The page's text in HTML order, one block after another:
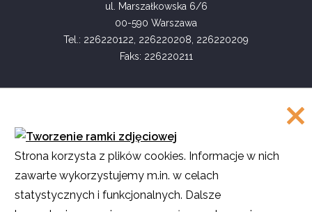
ul. Marszałkowska 6/6
00-590 Warszawa
Tel.: 226220122, 226220208, 226220209
Faks: 226220211
COPYRIGHT
Akademia Rozwoju Filantropii w Polsce
2016
Projekt i realizacja
Strona korzysta z plików cookies. Informacje w nich
zawarte wykorzystujemy m.in. w celach
statystycznych i funkcjonalnych. Dalsze